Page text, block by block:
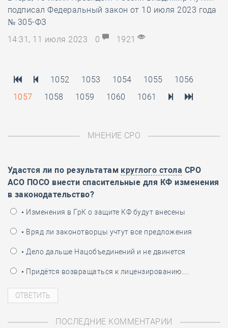
подписал Федеральный закон от 10 июля 2023 года
№ 305-ФЗ
14:31, 11 июля 2023
0 1921
1052 1053 1054 1055
1056
1057
1058 1059 1060 1061
МНЕНИЕ СРО
Удастся ли по результатам круглого стола СРО
АСО ПОСО внести спасительные для КФ изменения
в законодательство?
• Изменения в ГрК о защите КФ будут внесены
• Вряд ли законотворцы учтут все предложения
• Дело дальше Нацобъединений и не двинется
• Придётся возвращаться к лицензированию…
ПОСЛЕДНИЕ КОММЕНТАРИИ